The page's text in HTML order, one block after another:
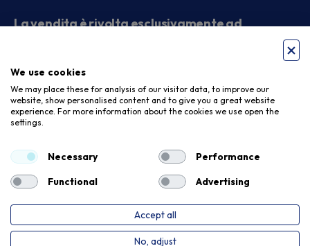
La vendita è rivolta esclusivamente ad
Accettiamo
Seguici sui social
Privacy Policy Cookie Policy
We use cookies
We may place these for analysis of our visitor data, to improve our
website, show personalised content and to give you a great website
experience. For more information about the cookies we use open the
settings.
Necessary
Performance
Functional
Advertising
Accept all
No, adjust